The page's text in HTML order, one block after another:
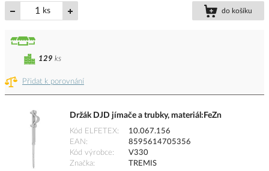
ks do košíku
Přidat k porovnání
129 ks
Držák DJD jímače a trubky, materiál:FeZn
Kód ELFETEX
10.067.156
EAN
8595614705356
Kód výrobce
V330
Značka
TREMIS